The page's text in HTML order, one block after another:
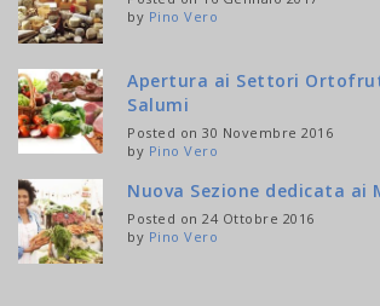
by Pino Vero
Apertura ai Settori
Salumi
Posted on 30 Novembre 2016
by Pino Vero
Nuova Sezione dedicata ai
Posted on 24 Ottobre 2016
by Pino Vero